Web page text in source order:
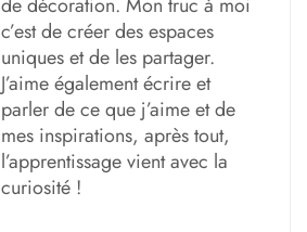
de décoration. Mon truc à moi
c’est de créer des espaces
uniques et de les partager.
J’aime également écrire et
parler de ce que j’aime et de
mes inspirations, après tout,
l’apprentissage vient avec la
curiosité !